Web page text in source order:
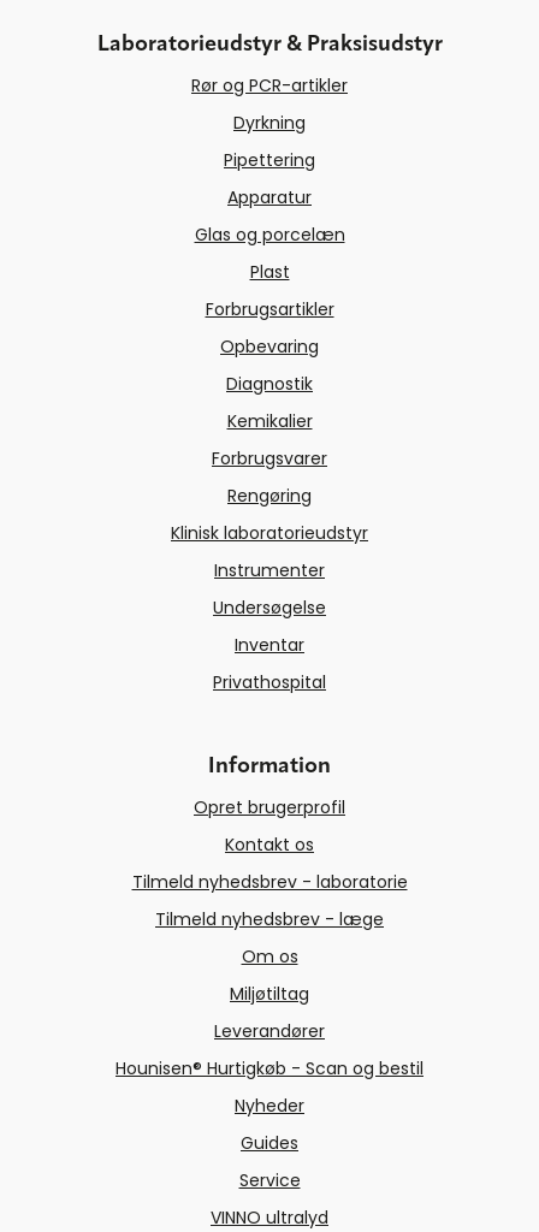
Laboratorieudstyr & Praksisudstyr
Rør og PCR-artikler
Dyrkning
Pipettering
Apparatur
Glas og porcelæn
Plast
Forbrugsartikler
Opbevaring
Diagnostik
Kemikalier
Forbrugsvarer
Rengøring
Klinisk laboratorieudstyr
Instrumenter
Undersøgelse
Inventar
Privathospital
Information
Opret brugerprofil
Kontakt os
Tilmeld nyhedsbrev - laboratorie
Tilmeld nyhedsbrev - læge
Om os
Miljøtiltag
Leverandører
Hounisen® Hurtigkøb - Scan og bestil
Nyheder
Guides
Service
VINNO ultralyd